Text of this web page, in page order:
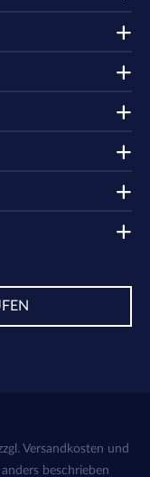
Versandkosten und
beschrieben